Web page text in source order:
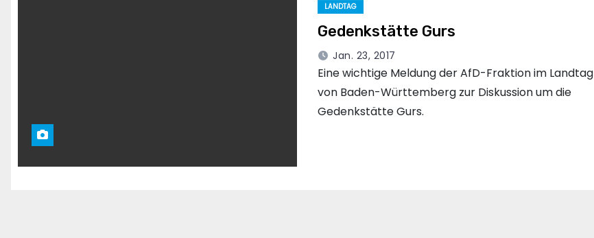
LANDTAG
Gedenkstätte Gurs
Jan. 23, 2017
Eine wichtige Meldung der AfD-Fraktion im Landtag
von Baden-Württemberg zur Diskussion um die
Gedenkstätte Gurs.